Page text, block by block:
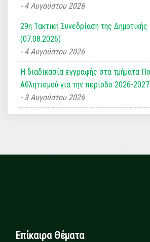
4 Αυγούστου 2026
29η Τακτική Συνεδρίαση της
(07.08.2026)
4 Αυγούστου 2026
Η διαδικασία εγγραφής στα τμήματα
Αθλητισμού για την περίοδο 2026-2027
3 Αυγούστου 2026
Επίκαιρα Θέματα